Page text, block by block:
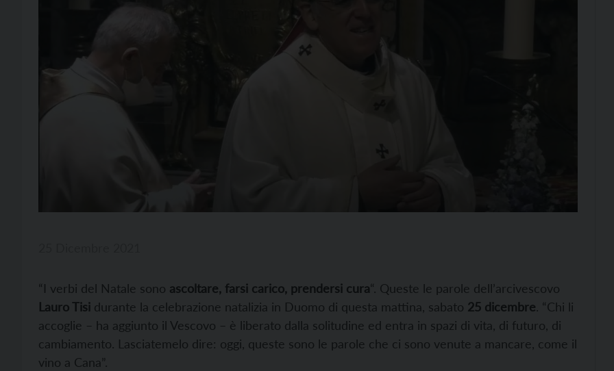
“I verbi del Natale sono ascoltare, farsi carico, prendersi cura“. Queste le parole dell’arcivescovo
Lauro Tisi durante la celebrazione natalizia in Duomo di questa mattina, sabato 25 dicembre. “Chi li
accoglie – ha aggiunto il Vescovo – è liberato dalla solitudine ed entra in spazi di vita, di futuro, di
cambiamento. Lasciatemelo dire: oggi, queste sono le parole che ci sono venute a mancare, come il
vino a Cana”.